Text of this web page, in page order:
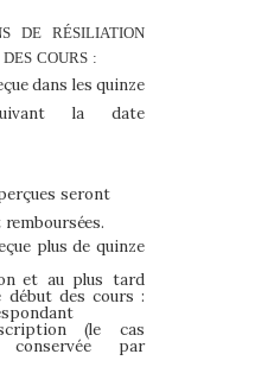
DE RÉSILIATION
DES COURS :
dans les quinze
la
date
seront
remboursées.
plus de quinze
et au plus tard
début des cours :
(le cas
par